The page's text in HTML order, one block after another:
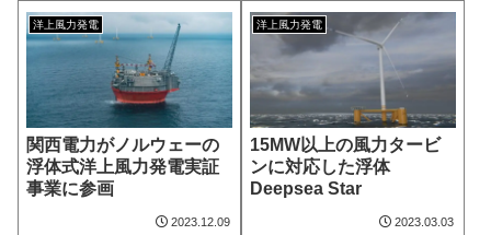
洋上風力発電
関西電力がノルウェーの
浮体式洋上風力発電実証
事業に参画
2023.12.09
洋上風力発電
15MW以上の風力タービ
ンに対応した浮体
Deepsea Star
2023.03.03